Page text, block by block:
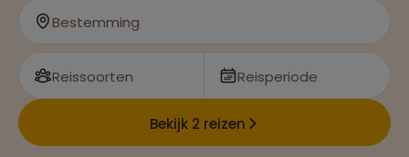
Bestemming
Reissoorten Reisperiode
Bekijk 2 reizen